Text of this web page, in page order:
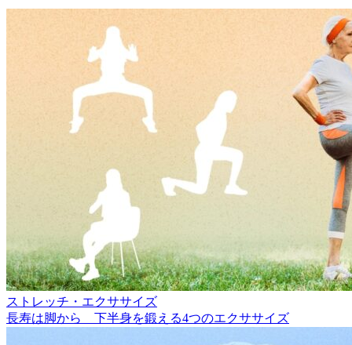
ストレッチ・エクササイズ
長寿は脚から 下半身を鍛える4つのエクササイズ